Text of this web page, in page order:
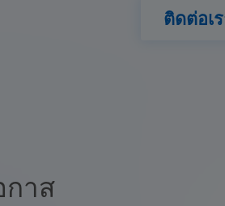
ติดต่อเ
าส